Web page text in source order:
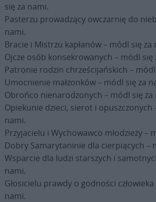
się za nami.
Pasterzu prowadzący owczarnię do
nami.
Bracie i Mistrzu kapłanów – módl się za
Ojcze osób konsekrowanych – módl się
Patronie rodzin chrześcijańskich –
Umocnienie małżonków – módl się za
Obrońco nienarodzonych – módl się za
Opiekunie dzieci, sierot i opuszczonych
nami.
Przyjacielu i Wychowawco młodzieży –
Dobry Samarytaninie dla cierpiących –
Wsparcie dla ludzi starszych i
nami.
Głosicielu prawdy o godności
nami.